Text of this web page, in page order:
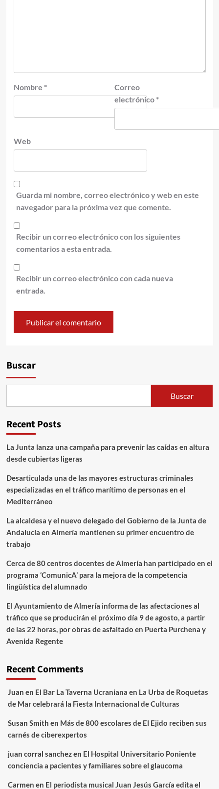
Nombre *
Correo
electrónico *
Web
Guarda mi nombre, correo electrónico y web en este
navegador para la próxima vez que comente.
Recibir un correo electrónico con los siguientes
comentarios a esta entrada.
Recibir un correo electrónico con cada nueva
entrada.
Buscar
Buscar
Recent Posts
La Junta lanza una campaña para prevenir las caídas en altura
desde cubiertas ligeras
Desarticulada una de las mayores estructuras criminales
especializadas en el tráfico marítimo de personas en el
Mediterráneo
La alcaldesa y el nuevo delegado del Gobierno de la Junta de
Andalucía en Almería mantienen su primer encuentro de
trabajo
Cerca de 80 centros docentes de Almería han participado en el
programa ‘ComunicA’ para la mejora de la competencia
lingüística del alumnado
El Ayuntamiento de Almería informa de las afectaciones al
tráfico que se producirán el próximo día 9 de agosto, a partir
de las 22 horas, por obras de asfaltado en Puerta Purchena y
Avenida Regente
Recent Comments
Juan en El Bar La Taverna Ucraniana en La Urba de Roquetas
de Mar celebrará la Fiesta Internacional de Culturas
Susan Smith en Más de 800 escolares de El Ejido reciben sus
carnés de ciberexpertos
juan corral sanchezen El Hospital Universitario Poniente
conciencia a pacientes y familiares sobre el glaucoma
Carmen en El periodista musical Juan Jesús García edita el